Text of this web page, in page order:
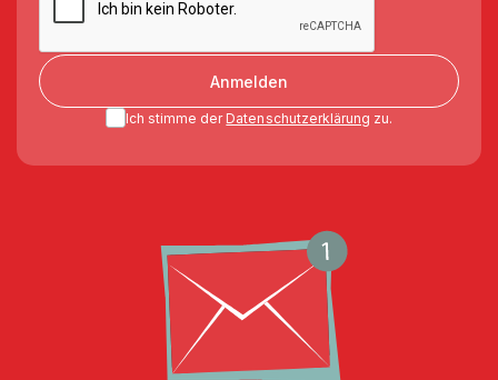
Anmelden
Ich stimme der Datenschutzerklärung zu.